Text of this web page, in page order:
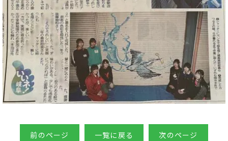
前のページ 一覧に戻る 次のページ